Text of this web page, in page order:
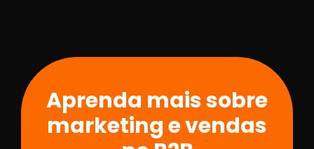
Aprenda mais sobre
marketing e vendas